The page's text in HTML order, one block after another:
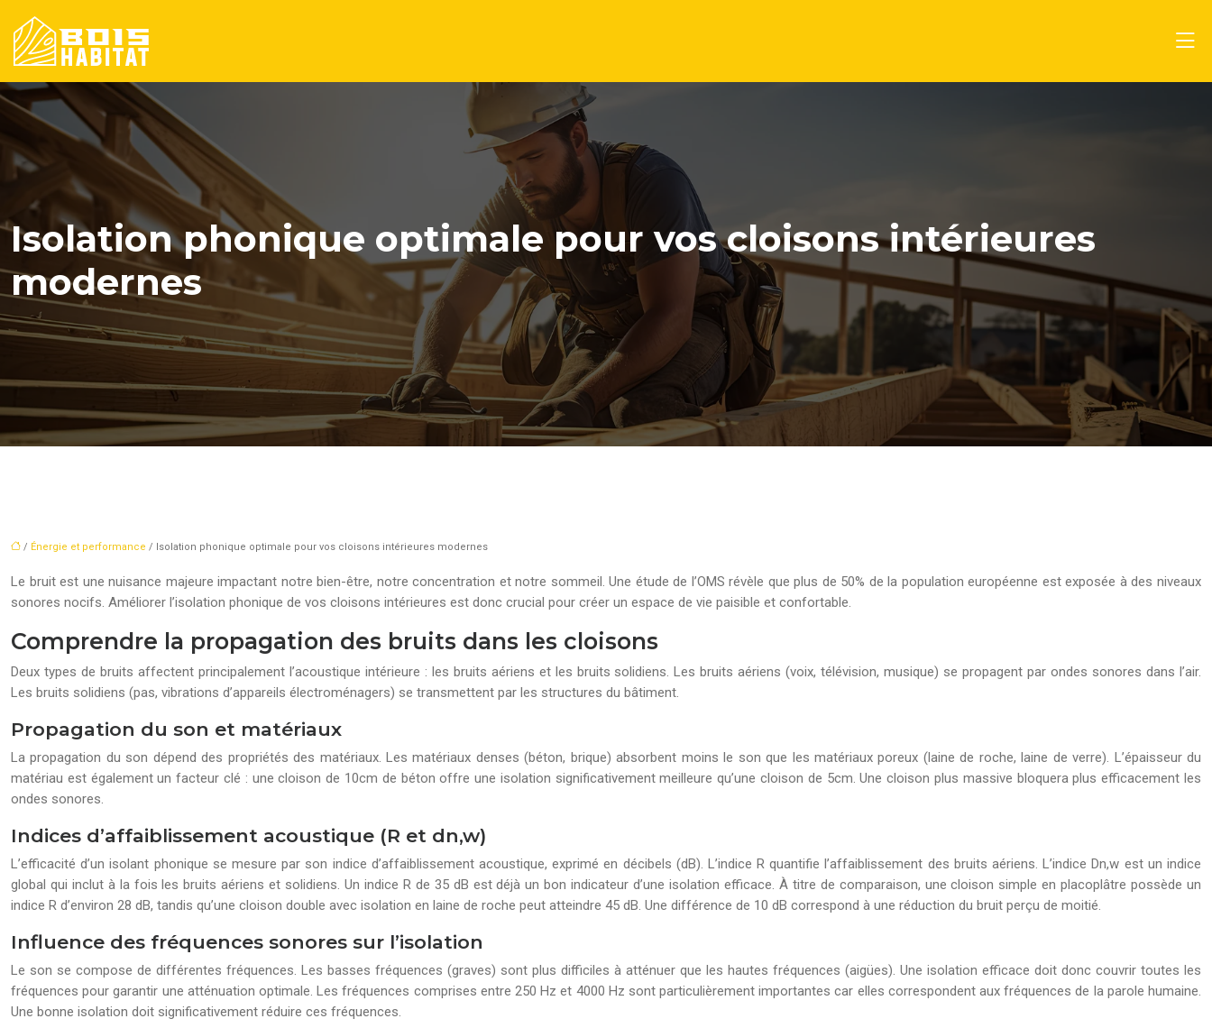
Isolation phonique optimale pour vos cloisons intérieures
modernes
/ Énergie et performance / Isolation phonique optimale pour vos cloisons intérieures modernes
Le bruit est une nuisance majeure impactant notre bien-être, notre concentration et notre sommeil. Une étude de l’OMS révèle que plus de 50% de la population européenne est exposée à des niveaux
sonores nocifs. Améliorer l’isolation phonique de vos cloisons intérieures est donc crucial pour créer un espace de vie paisible et confortable.
Comprendre la propagation des bruits dans les cloisons
Deux types de bruits affectent principalement l’acoustique intérieure : les bruits aériens et les bruits solidiens. Les bruits aériens (voix, télévision, musique) se propagent par ondes sonores dans l’air.
Les bruits solidiens (pas, vibrations d’appareils électroménagers) se transmettent par les structures du bâtiment.
Propagation du son et matériaux
La propagation du son dépend des propriétés des matériaux. Les matériaux denses (béton, brique) absorbent moins le son que les matériaux poreux (laine de roche, laine de verre). L’épaisseur du
matériau est également un facteur clé : une cloison de 10cm de béton offre une isolation significativement meilleure qu’une cloison de 5cm. Une cloison plus massive bloquera plus efficacement les
ondes sonores.
Indices d’affaiblissement acoustique (R et dn,w)
L’efficacité d’un isolant phonique se mesure par son indice d’affaiblissement acoustique, exprimé en décibels (dB). L’indice R quantifie l’affaiblissement des bruits aériens. L’indice Dn,w est un indice
global qui inclut à la fois les bruits aériens et solidiens. Un indice R de 35 dB est déjà un bon indicateur d’une isolation efficace. À titre de comparaison, une cloison simple en placoplâtre possède un
indice R d’environ 28 dB, tandis qu’une cloison double avec isolation en laine de roche peut atteindre 45 dB. Une différence de 10 dB correspond à une réduction du bruit perçu de moitié.
Influence des fréquences sonores sur l’isolation
Le son se compose de différentes fréquences. Les basses fréquences (graves) sont plus difficiles à atténuer que les hautes fréquences (aigües). Une isolation efficace doit donc couvrir toutes les
fréquences pour garantir une atténuation optimale. Les fréquences comprises entre 250 Hz et 4000 Hz sont particulièrement importantes car elles correspondent aux fréquences de la parole humaine.
Une bonne isolation doit significativement réduire ces fréquences.